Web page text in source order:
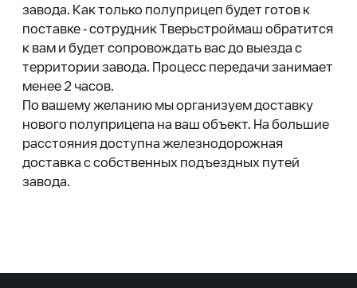
завода. Как только полуприцеп будет готов к
поставке - сотрудник Тверьстроймаш обратится
к вам и будет сопровождать вас до выезда с
территории завода. Процесс передачи занимает
менее 2 часов.
По вашему желанию мы организуем доставку
нового полуприцепа на ваш объект. На большие
расстояния доступна железнодорожная
доставка с собственных подъездных путей
завода.